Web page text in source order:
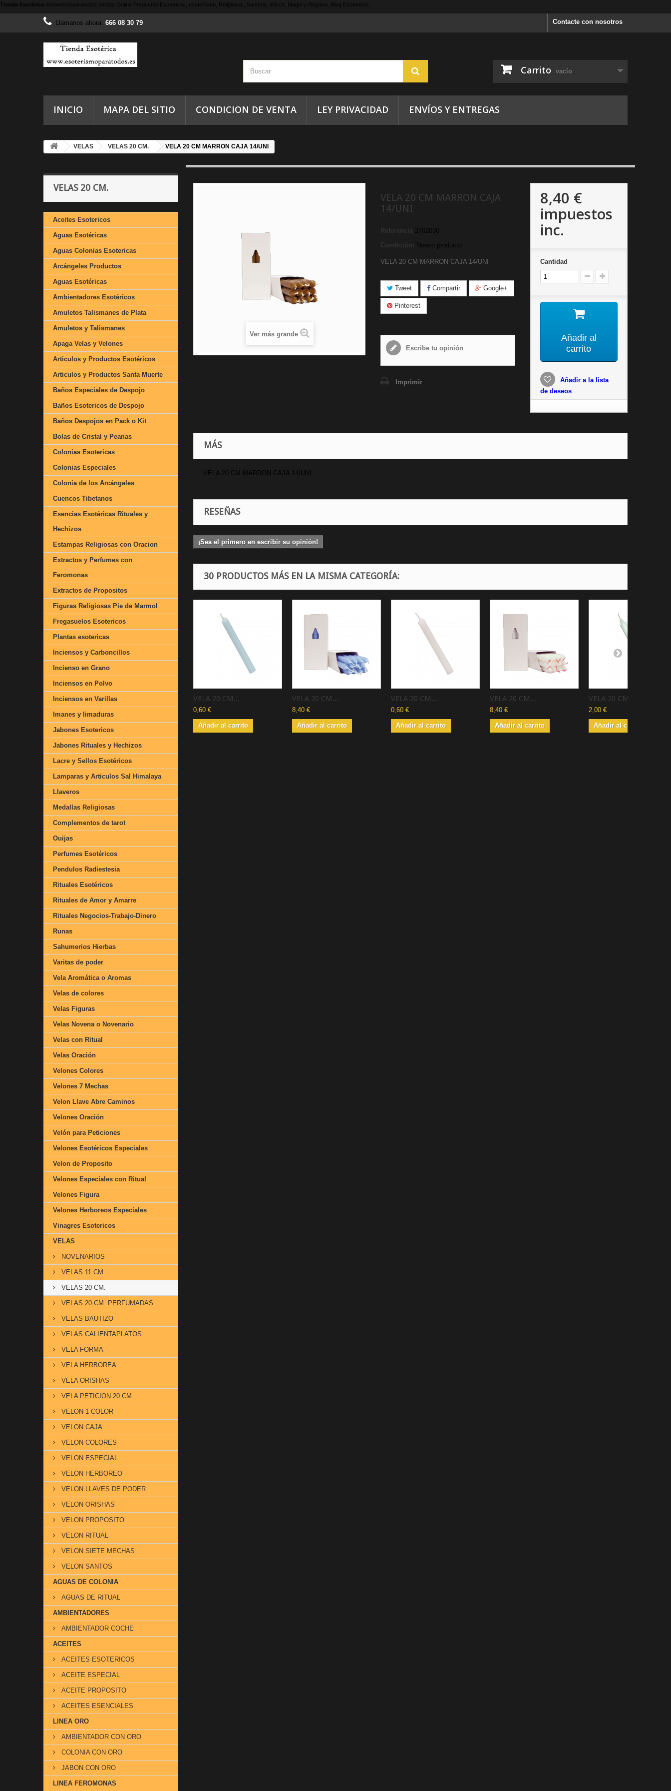
Tienda Esotérica esoterismoparatodos ventas Online Productos Esotericos, esoterismo, Religiosos, Santeria, Wicca, Magia y Regalos, Blog Esotericos.
Contacte con nosotros
Llámanos ahora: 666 08 30 79
Carrito vacío
INICIO MAPA DEL SITIO CONDICION DE VENTA LEY PRIVACIDAD ENVÍOS Y ENTREGAS
VELAS VELAS 20 CM. VELA 20 CM MARRON CAJA 14/UNI
VELAS 20 CM.
Aceites Esotericos
Aguas Esotéricas
Aguas Colonias Esotericas
Arcángeles Productos
Aguas Esotéricas
Ambientadores Esotéricos
Amuletos Talismanes de Plata
Amuletos y Talismanes
Apaga Velas y Velones
Articulos y Productos Esotéricos
Articulos y Productos Santa Muerte
Baños Especiales de Despojo
Baños Esotericos de Despojo
Baños Despojos en Pack o Kit
Bolas de Cristal y Peanas
Colonias Esotericas
Colonias Especiales
Colonia de los Arcángeles
Cuencos Tibetanos
Esencias Esotéricas Rituales y
Hechizos
Estampas Religiosas con Oracion
Extractos y Perfumes con
Feromonas
Extractos de Propositos
Figuras Religiosas Pie de Marmol
Fregasuelos Esotericos
Plantas esotericas
Inciensos y Carboncillos
Incienso en Grano
Inciensos en Polvo
Inciensos en Varillas
Imanes y limaduras
Jabones Esotericos
Jabones Rituales y Hechizos
Lacre y Sellos Esotéricos
Lamparas y Articulos Sal Himalaya
Llaveros
Medallas Religiosas
Complementos de tarot
Ouijas
Perfumes Esotéricos
Pendulos Radiestesia
Rituales Esotéricos
Rituales de Amor y Amarre
Rituales Negocios-Trabajo-Dinero
Runas
Sahumerios Hierbas
Varitas de poder
Vela Aromática o Aromas
Velas de colores
Velas Figuras
Velas Novena o Novenario
Velas con Ritual
Velas Oración
Velones Colores
Velones 7 Mechas
Velon Llave Abre Caminos
Velones Oración
Velón para Peticiones
Velones Esotéricos Especiales
Velon de Proposito
Velones Especiales con Ritual
Velones Figura
Velones Herboreos Especiales
Vinagres Esotericos
VELAS
NOVENARIOS
VELAS 11 CM.
VELAS 20 CM.
VELAS 20 CM. PERFUMADAS
VELAS BAUTIZO
VELAS CALIENTAPLATOS
VELA FORMA
VELA HERBOREA
VELA ORISHAS
VELA PETICION 20 CM.
VELON 1 COLOR
VELON CAJA
VELON COLORES
VELON ESPECIAL
VELON HERBOREO
VELON LLAVES DE PODER
VELON ORISHAS
VELON PROPOSITO
VELON RITUAL
VELON SIETE MECHAS
VELON SANTOS
AGUAS DE COLONIA
AGUAS DE RITUAL
AMBIENTADORES
AMBIENTADOR COCHE
ACEITES
ACEITES ESOTERICOS
ACEITE ESPECIAL
ACEITE PROPOSITO
ACEITES ESENCIALES
LINEA ORO
AMBIENTADOR CON ORO
COLONIA CON ORO
JABON CON ORO
LINEA FEROMONAS
Ver más grande
VELA 20 CM MARRON CAJA
14/UNI
Referencia 2702030
Condición: Nuevo producto
VELA 20 CM MARRON CAJA 14/UNI
Tweet Compartir Google+
Pinterest
Escribe tu opinión
Imprimir
8,40 €
impuestos
inc.
Cantidad
Añadir al
carrito
Añadir a la lista
de deseos
MÁS
VELA 20 CM MARRON CAJA 14/UNI
RESEÑAS
¡Sea el primero en escribir su opinión!
30 PRODUCTOS MÁS EN LA MISMA CATEGORÍA:
VELA 20 CM...
0,60 €
Añadir al carrito
VELA 20 CM...
8,40 €
Añadir al carrito
VELA 20 CM...
0,60 €
Añadir al carrito
VELA 20 CM...
8,40 €
Añadir al carrito
VELA 20 CM...
2,00 €
Añadir al carrito